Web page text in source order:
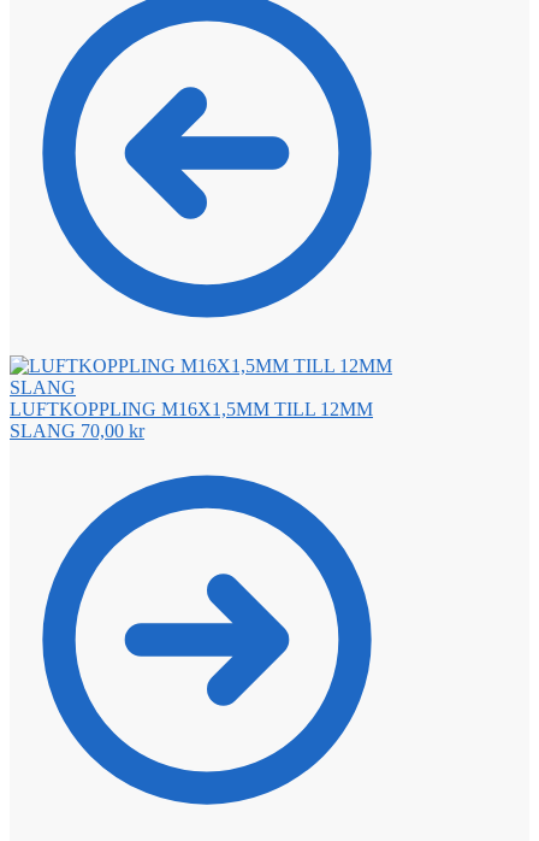
LUFTKOPPLING M16X1,5MM TILL 12MM
SLANG 70,00 kr